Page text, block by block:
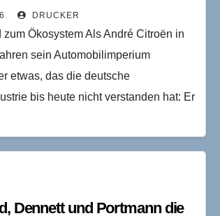
DRUCKER
zum Ökosystem Als André Citroën in
sein Automobilimperium
etwas, das die deutsche
bis heute nicht verstanden hat: Er
Dennett und Portmann die